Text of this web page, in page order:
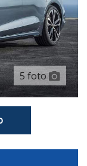
5 foto
E
Reg. In
Cruscotto